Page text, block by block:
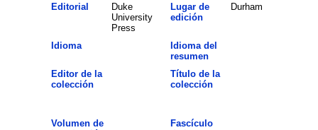
Editorial
Duke
University
Press
Lugar de
edición
Durham
Idioma
Idioma del
resumen
Editor de la
colección
Título de la
colección
Volumen de
Fascículo